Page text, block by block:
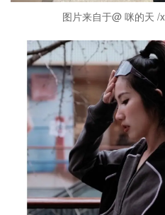
图片来自于@ 咪的天 /